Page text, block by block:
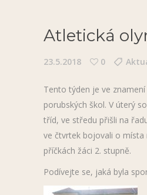
Atletická
23.5.2018 0
Tento týden je ve
porubských škol. V úterý
tříd, ve středu přišli na
ve čtvrtek bojovali o místa
příčkách žáci 2. stupně.
Podívejte se, jaká byla